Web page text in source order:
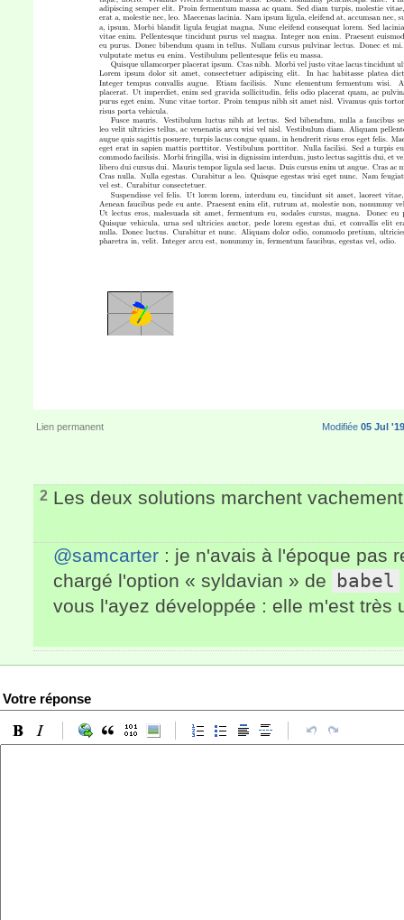
Lien permanent Modifiée 05 Jul
2 Les deux solutions marchent
@samcarter : je n'avais à l'époque pas
chargé l'option « syldavian » de
babel
vous l'ayez développée : elle m'est très
Votre réponse